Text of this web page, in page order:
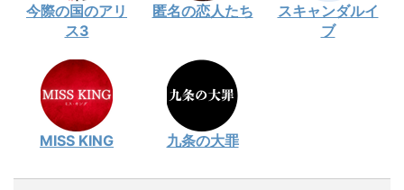
今際の国のアリ
ス3
匿名の恋人たち
スキャンダルイ
ブ
MISS KING 九条の大罪